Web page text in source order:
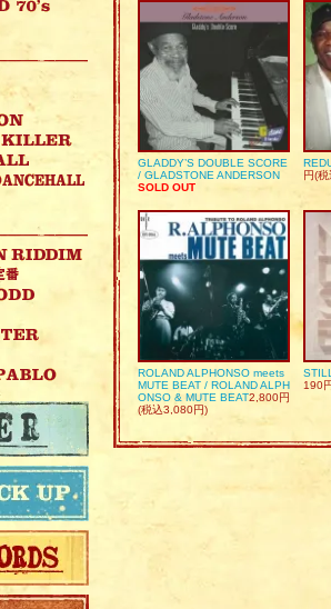
GLADDY’S DOUBLE SCORE
/ GLADSTONE ANDERSON
SOLD OUT
円(
ROLAND ALPHONSO meets
MUTE BEAT / ROLAND ALPH
ONSO & MUTE BEAT2,800円
(税込3,080円)
190